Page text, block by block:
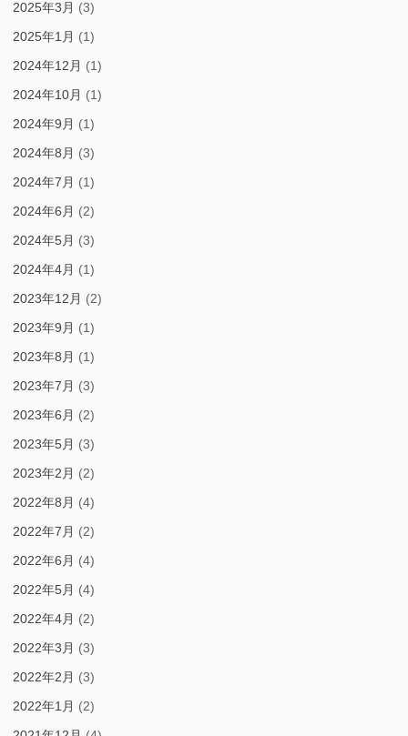
2025年3月 (3)
2025年1月 (1)
2024年12月 (1)
2024年10月 (1)
2024年9月 (1)
2024年8月 (3)
2024年7月 (1)
2024年6月 (2)
2024年5月 (3)
2024年4月 (1)
2023年12月 (2)
2023年9月 (1)
2023年8月 (1)
2023年7月 (3)
2023年6月 (2)
2023年5月 (3)
2023年2月 (2)
2022年8月 (4)
2022年7月 (2)
2022年6月 (4)
2022年5月 (4)
2022年4月 (2)
2022年3月 (3)
2022年2月 (3)
2022年1月 (2)